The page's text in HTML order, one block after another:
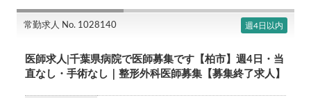
常勤求人 No. 1028140 週4日以内
医師求人|千葉県病院で医師募集です【柏市】週4日・当
直なし・手術なし｜整形外科医師募集【募集終了求人】